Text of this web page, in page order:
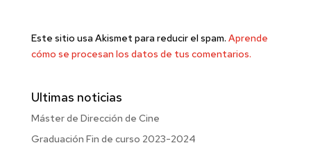
Este sitio usa Akismet para reducir el spam. Aprende
cómo se procesan los datos de tus comentarios.
Ultimas noticias
Máster de Dirección de Cine
Graduación Fin de curso 2023-2024